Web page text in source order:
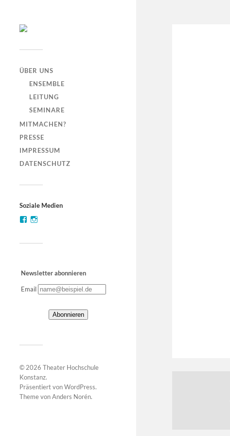
ÜBER UNS
ENSEMBLE
LEITUNG
SEMINARE
MITMACHEN?
PRESSE
IMPRESSUM
DATENSCHUTZ
Soziale Medien
Newsletter abonnieren
Email
© 2026 Theater Hochschule
Konstanz.
Präsentiert vonWordPress.
Theme vonAnders Norén.